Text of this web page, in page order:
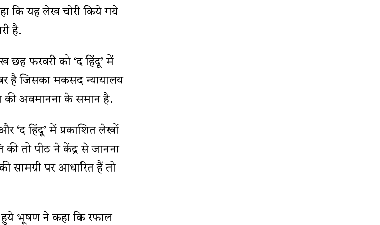
कि यह लेख चोरी किये गये
है.
छह फरवरी को ‘द हिंदू’ में
है जिसका मकसद न्यायालय
की अवमानना के समान है.
‘द हिंदू’ में प्रकाशित लेखों
की तो पीठ ने केंद्र से जानना
सामग्री पर आधारित हैं तो
भूषण ने कहा कि रफाल